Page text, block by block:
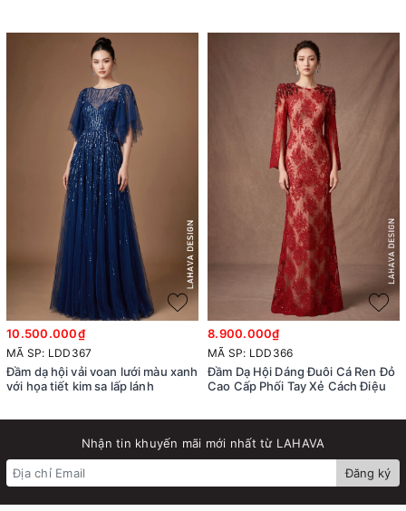
10.500.000₫
MÃ SP: LDD367
Đầm dạ hội vải voan lưới màu xanh
với họa tiết kim sa lấp lánh
8.900.000₫
MÃ SP: LDD366
Đầm Dạ Hội Dáng Đuôi Cá Ren Đỏ
Cao Cấp Phối Tay Xẻ Cách Điệu
Nhận tin khuyến mãi mới nhất từ LAHAVA
Đăng ký